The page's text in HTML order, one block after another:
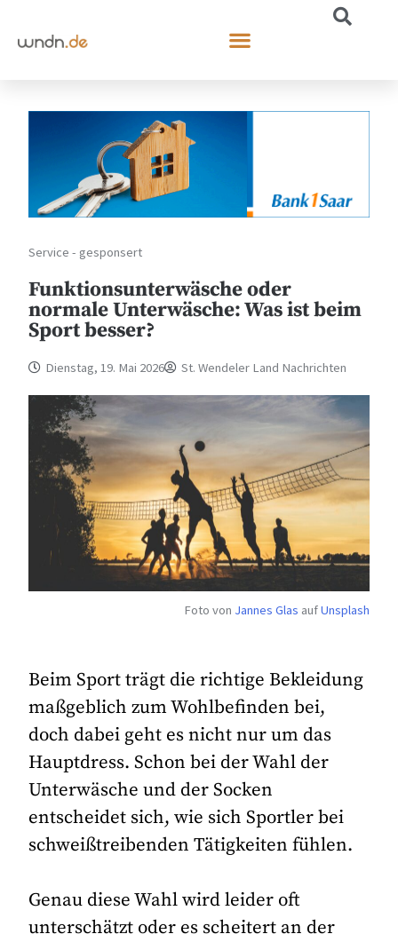
Service - gesponsert
Funktionsunterwäsche oder
normale Unterwäsche: Was ist beim
Sport besser?
Dienstag, 19. Mai 2026 St. Wendeler Land Nachrichten
Foto von Jannes Glas aufUnsplash
Beim Sport trägt die richtige Bekleidung
maßgeblich zum Wohlbefinden bei,
doch dabei geht es nicht nur um das
Hauptdress. Schon bei der Wahl der
Unterwäsche und der Socken
entscheidet sich, wie sich Sportler bei
schweißtreibenden Tätigkeiten fühlen.
Genau diese Wahl wird leider oft
unterschätzt oder es scheitert an der